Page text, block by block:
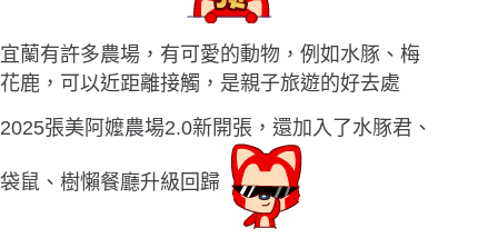
宜蘭有許多農場，有可愛的動物，例如水豚、梅
花鹿，可以近距離接觸，是親子旅遊的好去處
2025張美阿嬤農場2.0新開張，還加入了水豚君、
袋鼠、樹懶餐廳升級回歸